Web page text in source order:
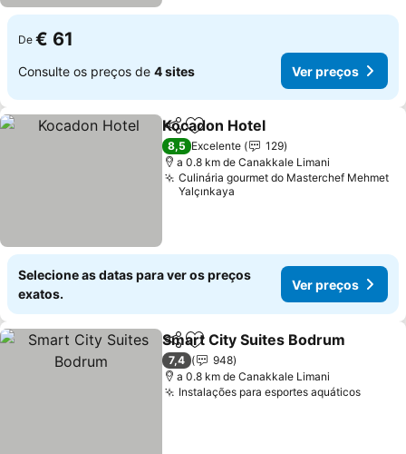
De € 61
Consulte os preços de 4 sites Ver preços
PartilharAdicionar aos favoritos
Kocadon Hotel
8,5 Excelente
129
a 0.8 km de Canakkale Limani
Culinária gourmet do Masterchef Mehmet
Yalçınkaya
Selecione as datas para ver os preços
exatos.
Ver preços
PartilharAdicionar aos favoritos
Smart City Suites Bodrum
7,4
948
a 0.8 km de Canakkale Limani
Instalações para esportes aquáticos